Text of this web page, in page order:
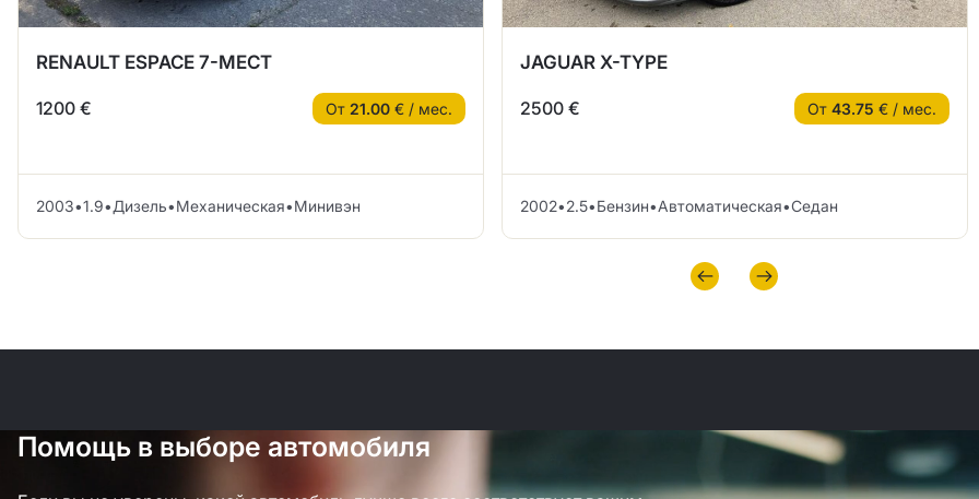
RENAULT ESPACE 7-МЕСТ
1200 € От 21.00 € / мес.
2003•1.9•Дизель•Механическая•Минивэн
JAGUAR X-TYPE
2500 € От 43.75 € / мес.
2002•2.5•Бензин•Автоматическая•Седан
Помощь в выборе автомобиля